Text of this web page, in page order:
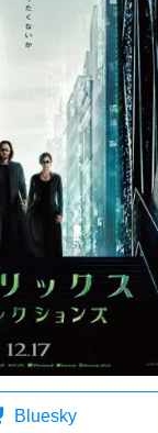
Bluesky